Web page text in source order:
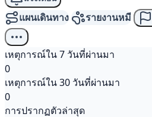
แผนเดินทาง รายงานหมี
เหตุการณ์ใน 7 วันที่ผ่านมา
0
เหตุการณ์ใน 30 วันที่ผ่านมา
0
การปรากฏตัวล่าสุด